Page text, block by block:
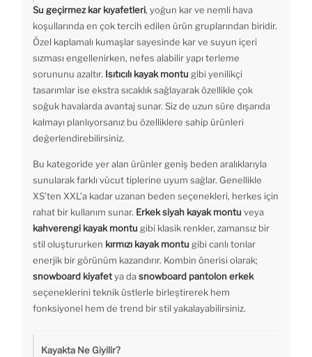
Su geçirmez kar kıyafetleri, yoğun kar ve nemli hava
koşullarında en çok tercih edilen ürün gruplarından biridir.
Özel kaplamalı kumaşlar sayesinde kar ve suyun içeri
sızması engellenirken, nefes alabilir yapı terleme
sorununu azaltır. Isıtıcılı kayak montu gibi yenilikçi
tasarımlar ise ekstra sıcaklık sağlayarak özellikle çok
soğuk havalarda avantaj sunar. Siz de uzun süre dışarıda
kalmayı planlıyorsanız bu özelliklere sahip ürünleri
değerlendirebilirsiniz.
Bu kategoride yer alan ürünler geniş beden aralıklarıyla
sunularak farklı vücut tiplerine uyum sağlar. Genellikle
XS’ten XXL’a kadar uzanan beden seçenekleri, herkes için
rahat bir kullanım sunar. Erkek siyah kayak montu veya
kahverengi kayak montu gibi klasik renkler, zamansız bir
stil oluştururken kırmızı kayak montu gibi canlı tonlar
enerjik bir görünüm kazandırır. Kombin önerisi olarak;
snowboard kiyafetya dasnowboard pantolon erkek
seçeneklerini teknik üstlerle birleştirerek hem
fonksiyonel hem de trend bir stil yakalayabilirsiniz.
Kayakta Ne Giyilir?